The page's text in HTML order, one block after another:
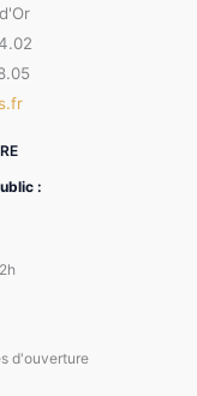
:
d'ouverture